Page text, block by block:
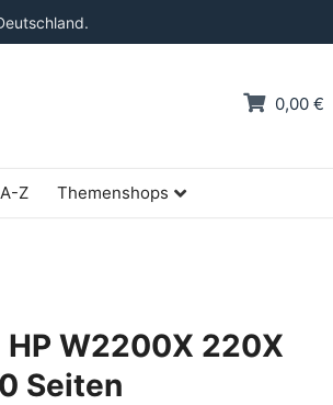
0,00 €
Z Themenshops
W2200X 220X
Seiten